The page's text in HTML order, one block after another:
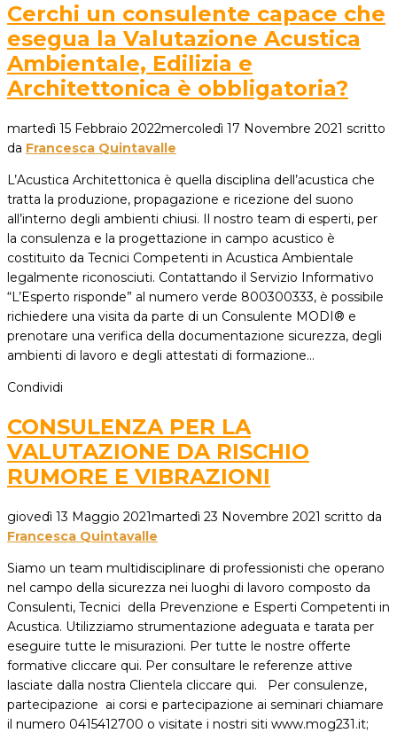
Cerchi un consulente capace che
esegua la Valutazione Acustica
Ambientale, Edilizia e
Architettonica è obbligatoria?
martedì 15 Febbraio 2022mercoledì 17 Novembre 2021 scritto
da Francesca Quintavalle
L’Acustica Architettonica è quella disciplina dell’acustica che
tratta la produzione, propagazione e ricezione del suono
all’interno degli ambienti chiusi. Il nostro team di esperti, per
la consulenza e la progettazione in campo acustico è
costituito da Tecnici Competenti in Acustica Ambientale
legalmente riconosciuti. Contattando il Servizio Informativo
“L’Esperto risponde” al numero verde 800300333, è possibile
richiedere una visita da parte di un Consulente MODI® e
prenotare una verifica della documentazione sicurezza, degli
ambienti di lavoro e degli attestati di formazione…
Condividi
CONSULENZA PER LA
VALUTAZIONE DA RISCHIO
RUMORE E VIBRAZIONI
giovedì 13 Maggio 2021martedì 23 Novembre 2021 scritto da
Francesca Quintavalle
Siamo un team multidisciplinare di professionisti che operano
nel campo della sicurezza nei luoghi di lavoro composto da
Consulenti, Tecnici della Prevenzione e Esperti Competenti in
Acustica. Utilizziamo strumentazione adeguata e tarata per
eseguire tutte le misurazioni. Per tutte le nostre offerte
formative cliccare qui. Per consultare le referenze attive
lasciate dalla nostra Clientela cliccare qui. Per consulenze,
partecipazione ai corsi e partecipazione ai seminari chiamare
il numero 0415412700 o visitate i nostri siti www.mog231.it;